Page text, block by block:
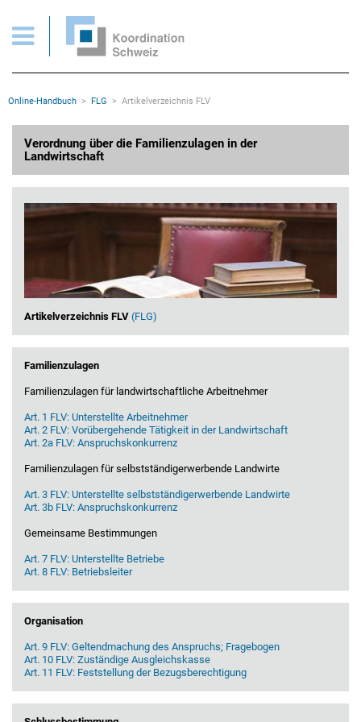
Wichtige Seiten
Home
Inhalt
Sitemap
Rootline Navigation
Online-Handbuch FLG Artikelverzeichnis FLV
Verordnung über die Familienzulagen in der
Landwirtschaft
Artikelverzeichnis FLV (FLG)
Familienzulagen
Familienzulagen für landwirtschaftliche Arbeitnehmer
Art. 1 FLV: Unterstellte Arbeitnehmer
Art. 2 FLV: Vorübergehende Tätigkeit in der Landwirtschaft
Art. 2a FLV: Anspruchskonkurrenz
Familienzulagen für selbstständigerwerbende Landwirte
Art. 3 FLV: Unterstellte selbstständigerwerbende Landwirte
Art. 3b FLV: Anspruchskonkurrenz
Gemeinsame Bestimmungen
Art. 7 FLV: Unterstellte Betriebe
Art. 8 FLV: Betriebsleiter
Organisation
Art. 9 FLV: Geltendmachung des Anspruchs; Fragebogen
Art. 10 FLV: Zuständige Ausgleichskasse
Art. 11 FLV: Feststellung der Bezugsberechtigung